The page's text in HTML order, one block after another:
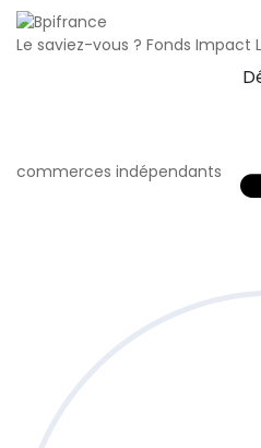
Le saviez-vous ? Fonds Impact
commerces indépendants